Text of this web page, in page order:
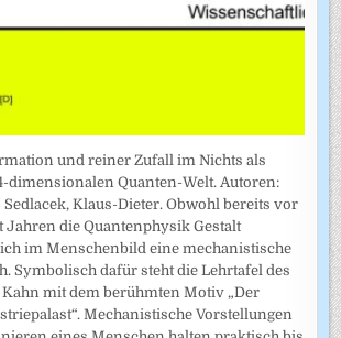
und reiner Zufall im Nichts als
dimensionalen Quanten-Welt. Autoren:
Klaus-Dieter. Obwohl bereits vor
Jahren die Quantenphysik Gestalt
im Menschenbild eine mechanistische
Symbolisch dafür steht die Lehrtafel des
mit dem berühmten Motiv „Der
Mechanistische Vorstellungen